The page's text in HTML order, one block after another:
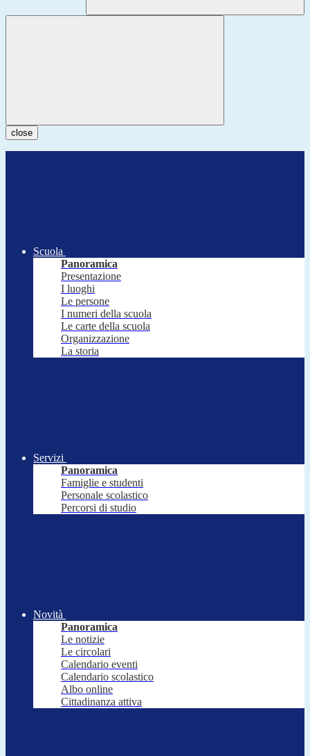
close
Scuola
Panoramica
Presentazione
I luoghi
Le persone
I numeri della scuola
Le carte della scuola
Organizzazione
La storia
Servizi
Panoramica
Famiglie e studenti
Personale scolastico
Percorsi di studio
Novità
Panoramica
Le notizie
Le circolari
Calendario eventi
Calendario scolastico
Albo online
Cittadinanza attiva